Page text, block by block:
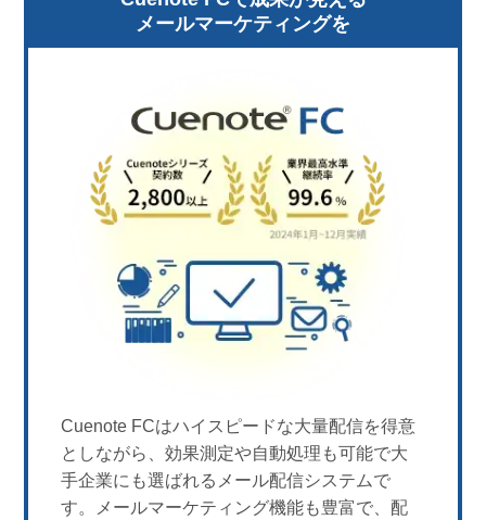
メールマーケティングを
Cuenote FCはハイスピードな大量配信を得意
としながら、効果測定や自動処理も可能で大
手企業にも選ばれるメール配信システムで
す。メールマーケティング機能も豊富で、配